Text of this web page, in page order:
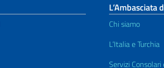
L’Ambasciata
Chi siamo
L’Italia e Turchia
Servizi Consolari